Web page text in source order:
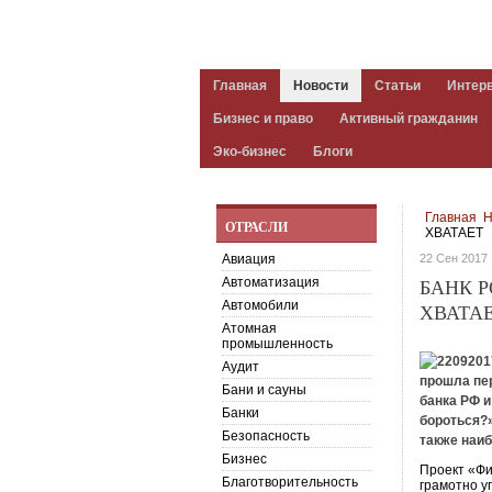
Главная Новости Статьи
Бизнес и право Активный гражданин
Эко-бизнес Блоги
Главная
ХВАТАЕТ
22 Сен 2017
БАНК
прошла
банка РФ
также
Проект
грамотно
ОТРАСЛИ
Авиация
Автоматизация
Автомобили
Атомная
промышленность
Аудит
Бани и сауны
Банки
Безопасность
Бизнес
Благотворительность